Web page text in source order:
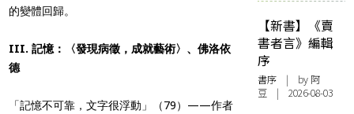
的變體回歸。
III. 記憶：〈發現病徵，成就藝術〉、佛洛依
德
「記憶不可靠，文字很浮動」（79）——作者
【新書】《賣
書者言》編輯
序
書序 | by 阿
豆 | 2026-08-03